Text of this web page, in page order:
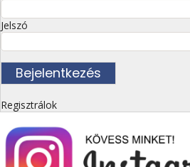
Jelszó
Regisztrálok